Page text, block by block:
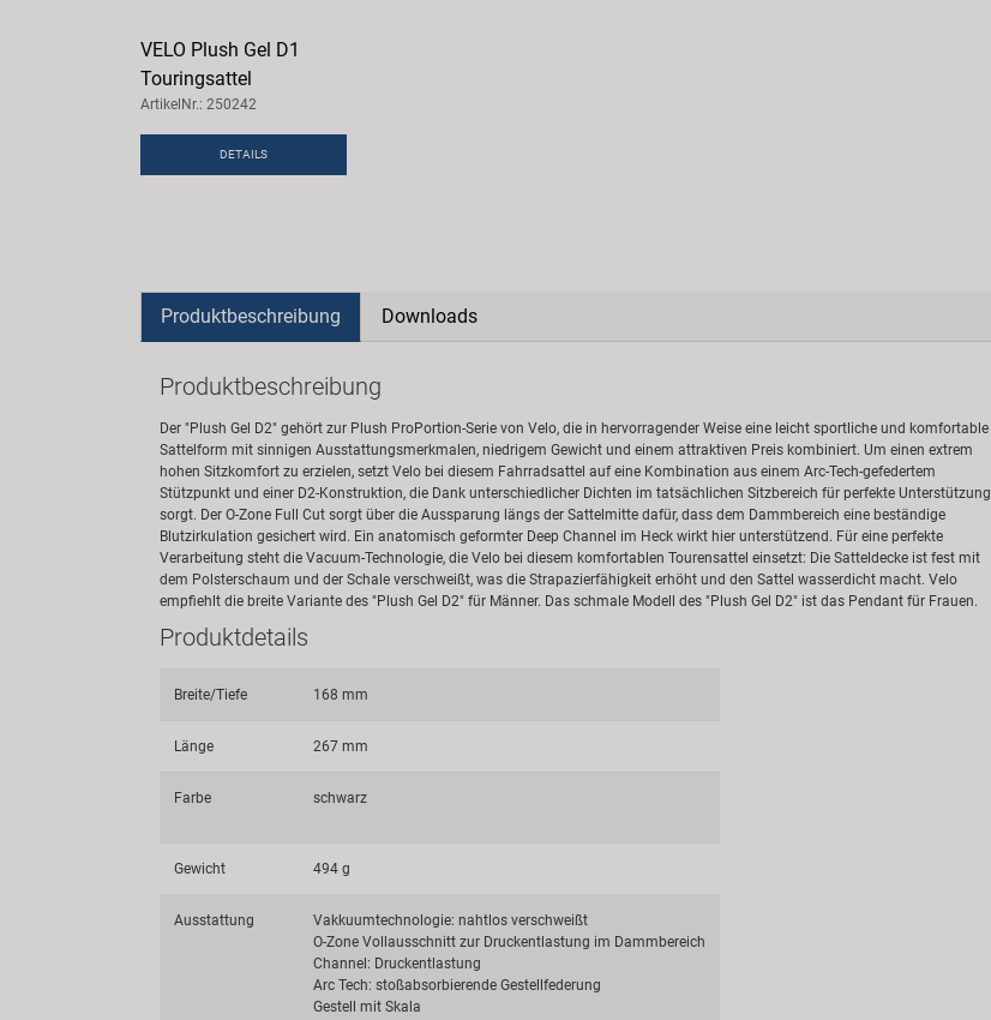
VELO Plush Gel D1
Touringsattel
ArtikelNr.: 250242
DETAILS
Produktbeschreibung Downloads
Produktbeschreibung
Der "Plush Gel D2" gehört zur Plush ProPortion-Serie von Velo, die in hervorragender Weise eine leicht sportliche und komfortable
Sattelform mit sinnigen Ausstattungsmerkmalen, niedrigem Gewicht und einem attraktiven Preis kombiniert. Um einen extrem
hohen Sitzkomfort zu erzielen, setzt Velo bei diesem Fahrradsattel auf eine Kombination aus einem Arc-Tech-gefedertem
Stützpunkt und einer D2-Konstruktion, die Dank unterschiedlicher Dichten im tatsächlichen Sitzbereich für perfekte Unterstützung
sorgt. Der O-Zone Full Cut sorgt über die Aussparung längs der Sattelmitte dafür, dass dem Dammbereich eine beständige
Blutzirkulation gesichert wird. Ein anatomisch geformter Deep Channel im Heck wirkt hier unterstützend. Für eine perfekte
Verarbeitung steht die Vacuum-Technologie, die Velo bei diesem komfortablen Tourensattel einsetzt: Die Satteldecke ist fest mit
dem Polsterschaum und der Schale verschweißt, was die Strapazierfähigkeit erhöht und den Sattel wasserdicht macht. Velo
empfiehlt die breite Variante des "Plush Gel D2" für Männer. Das schmale Modell des "Plush Gel D2" ist das Pendant für Frauen.
Produktdetails
Breite/Tiefe 168 mm
Länge 267 mm
Farbe schwarz
Gewicht 494 g
Ausstattung
Vakkuumtechnologie: nahtlos verschweißt
O-Zone Vollausschnitt zur Druckentlastung im Dammbereich
Channel: Druckentlastung
Arc Tech: stoßabsorbierende Gestellfederung
Gestell mit Skala